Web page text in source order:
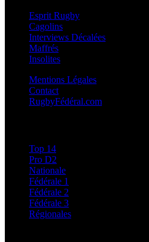
Esprit Rugby
Cagolins
Interviews Décalées
Maffrés
Insolites
Mentions Légales
Contact
RugbyFédéral.com
Top 14
Pro D2
Nationale
Fédérale 1
Fédérale 2
Fédérale 3
Régionales